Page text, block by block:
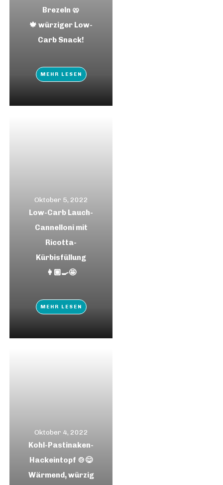
Brezeln 🥨
🍁 würziger Low-
Carb Snack!
MEHR LESEN
Oktober 5, 2022
Low-Carb Lauch-
Cannelloni mit
Ricotta-
Kürbisfüllung
👩🏼‍🍳🤩
MEHR LESEN
Oktober 4, 2022
Kohl-Pastinaken-
Hackeintopf 🍲😋
Wärmend, würzig